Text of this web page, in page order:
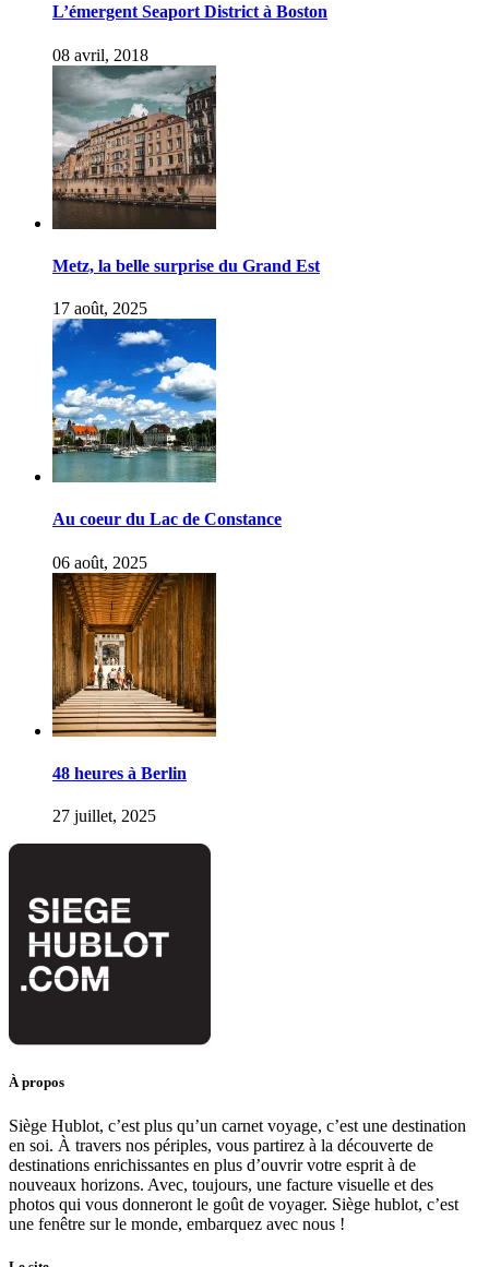
L’émergent Seaport District à Boston
08 avril, 2018
Metz, la belle surprise du Grand Est
17 août, 2025
Au coeur du Lac de Constance
06 août, 2025
48 heures à Berlin
27 juillet, 2025
À propos
Siège Hublot, c’est plus qu’un carnet voyage, c’est une destination
en soi. À travers nos périples, vous partirez à la découverte de
destinations enrichissantes en plus d’ouvrir votre esprit à de
nouveaux horizons. Avec, toujours, une facture visuelle et des
photos qui vous donneront le goût de voyager. Siège hublot, c’est
une fenêtre sur le monde, embarquez avec nous !